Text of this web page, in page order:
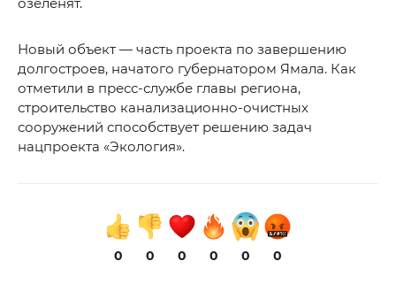
Новый объект — часть проекта по завершению
долгостроев, начатого губернатором Ямала. Как
отметили в пресс-службе главы региона,
строительство канализационно-очистных
сооружений способствует решению задач
нацпроекта «Экология».
0 0 0 0 0 0